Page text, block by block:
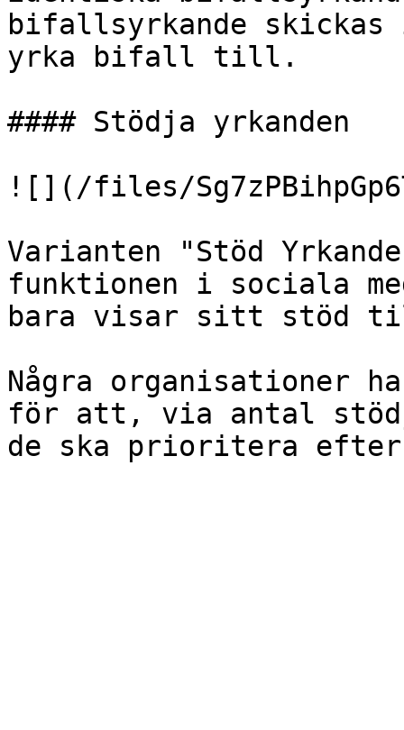
bifallsyrkande skickas
yrka bifall till.
#### Stödja yrkanden
![](/files/
Varianten "Stöd
funktionen i sociala
bara visar sitt stöd
Några organisationer
för att, via antal